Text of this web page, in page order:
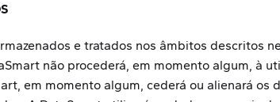
e tratados nos âmbitos descritos
não procederá, em momento algum, à
em momento algum, cederá ou alienará